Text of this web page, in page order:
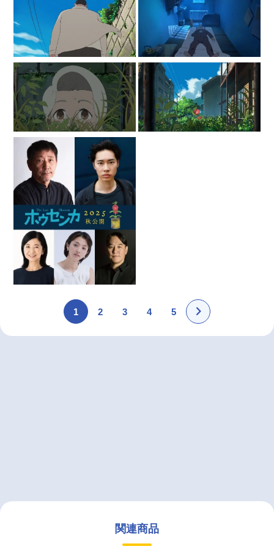
1 2 3 4 5
関連商品